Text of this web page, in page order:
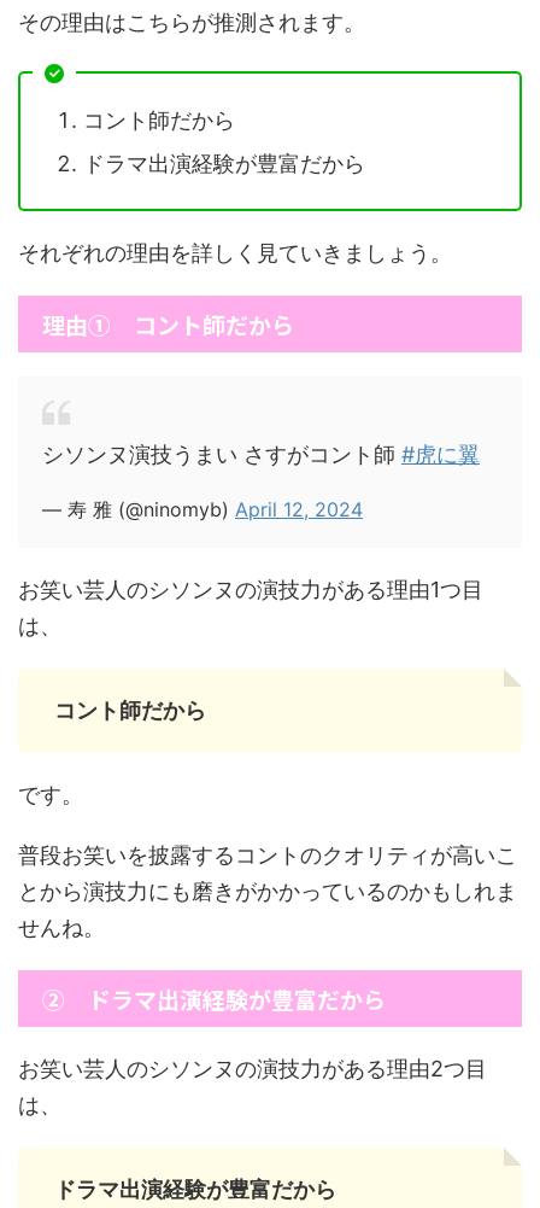
その理由はこちらが推測されます。
コント師だから
ドラマ出演経験が豊富だから
それぞれの理由を詳しく見ていきましょう。
理由① コント師だから
シソンヌ演技うまい さすがコント師 #虎に翼
— 寿 雅 (@ninomyb) April 12, 2024
お笑い芸人のシソンヌの演技力がある理由1つ目
は、
コント師だから
です。
普段お笑いを披露するコントのクオリティが高いこ
とから演技力にも磨きがかかっているのかもしれま
せんね。
② ドラマ出演経験が豊富だから
お笑い芸人のシソンヌの演技力がある理由2つ目
は、
ドラマ出演経験が豊富だから